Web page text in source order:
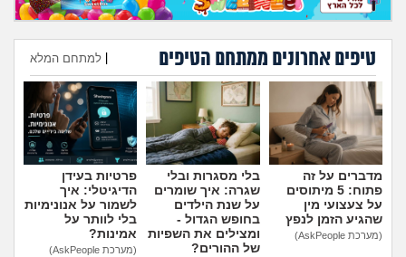
טיפים אחרונים ממתחם הטיפים למתחם המלא
הוספת טיפ
מדברים על זה
פתוח: 5 מיתוסים
על צעצועי מין
שהגיע הזמן לנפץ
(מערכת AskPeople)
בלי מסגרות ובלי
שגרה: איך שומרים
על שנת הילדים
בחופש הגדול -
ומצילים את השפיות
של ההורים?
פרטיות בעידן
הדיגיטלי: איך
לשמור על אנונימיות
בלי לוותר על
אמינות?
(מערכת AskPeople)